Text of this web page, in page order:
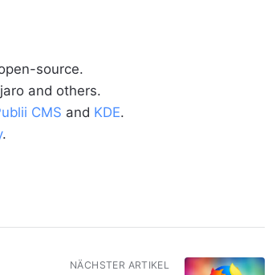
source.
and others.
CMS and KDE.
.
NÄCHSTER ARTIKEL